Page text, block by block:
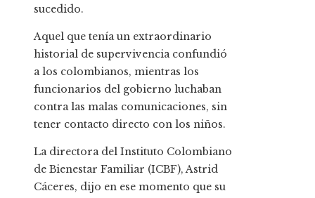
sucedido.
Aquel que tenía un extraordinario
historial de supervivencia confundió
a los colombianos, mientras los
funcionarios del gobierno luchaban
contra las malas comunicaciones, sin
tener contacto directo con los niños.
La directora del Instituto Colombiano
de Bienestar Familiar (ICBF), Astrid
Cáceres, dijo en ese momento que su